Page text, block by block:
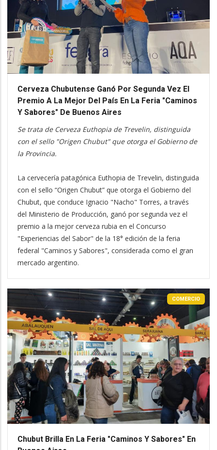
Cerveza Chubutense Ganó Por Segunda Vez El
Premio A La Mejor Del País En La Feria "Caminos
Y Sabores" De Buenos Aires
Se trata de Cerveza Euthopia de Trevelin, distinguida
con el sello "Origen Chubut" que otorga el Gobierno de
la Provincia.
La cervecería patagónica Euthopia de Trevelin, distinguida
con el sello “Origen Chubut” que otorga el Gobierno del
Chubut, que conduce Ignacio "Nacho" Torres, a través
del Ministerio de Producción, ganó por segunda vez el
premio a la mejor cerveza rubia en el Concurso
"Experiencias del Sabor" de la 18° edición de la feria
federal "Caminos y Sabores", considerada como el gran
mercado argentino.
COMERCIO
Chubut Brilla En La Feria "Caminos Y Sabores" En